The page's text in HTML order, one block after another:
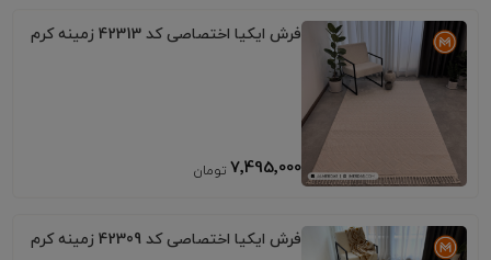
فرش ایکیا اختصاصی کد 42313 زمینه کرم
7٬495٬000
فرش ایکیا اختصاصی کد 42309 زمینه کرم